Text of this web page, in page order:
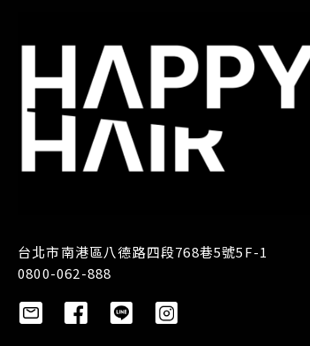
台北市南港區八德路四段768巷5號5F-1
0800-062-888